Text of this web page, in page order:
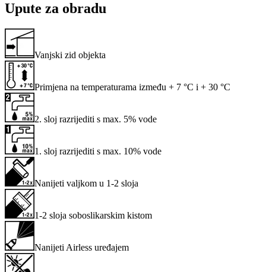
Upute za obradu
Vanjski zid objekta
Primjena na temperaturama između + 7 °C i + 30 °C
2. sloj razrijediti s max. 5% vode
1. sloj razrijediti s max. 10% vode
Nanijeti valjkom u 1-2 sloja
1-2 sloja soboslikarskim kistom
Nanijeti Airless uređajem